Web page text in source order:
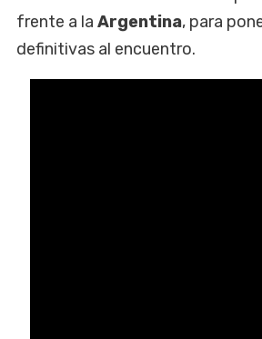
frente a la Argentina, para
definitivas al encuentro.